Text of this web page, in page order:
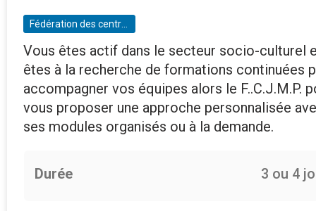
Vous êtes actif dans le secteur socio-culturel
êtes à la recherche de formations continuées
accompagner vos équipes alors le F..C.J.M.P.
vous proposer une approche personnalisée
ses modules organisés ou à la demande.
Durée 3 ou 4